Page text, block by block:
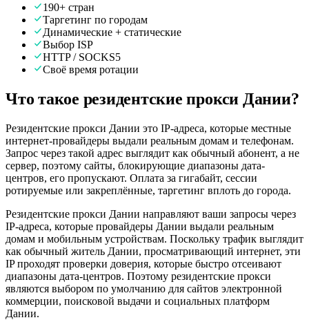
190+ стран
Таргетинг по городам
Динамические + статические
Выбор ISP
HTTP / SOCKS5
Своё время ротации
Что такое резидентские прокси Дании?
Резидентские прокси Дании это IP-адреса, которые местные
интернет-провайдеры выдали реальным домам и телефонам.
Запрос через такой адрес выглядит как обычный абонент, а не
сервер, поэтому сайты, блокирующие диапазоны дата-
центров, его пропускают. Оплата за гигабайт, сессии
ротируемые или закреплённые, таргетинг вплоть до города.
Резидентские прокси Дании направляют ваши запросы через
IP-адреса, которые провайдеры Дании выдали реальным
домам и мобильным устройствам. Поскольку трафик выглядит
как обычный житель Дании, просматривающий интернет, эти
IP проходят проверки доверия, которые быстро отсеивают
диапазоны дата-центров. Поэтому резидентские прокси
являются выбором по умолчанию для сайтов электронной
коммерции, поисковой выдачи и социальных платформ
Дании.